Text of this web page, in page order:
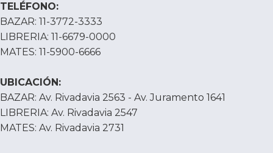
TELÉFONO:
BAZAR: 11-3772-3333
LIBRERIA: 11-6679-0000
MATES: 11-5900-6666
UBICACIÓN:
BAZAR: Av. Rivadavia 2563 - Av. Juramento 1641
LIBRERIA: Av. Rivadavia 2547
MATES: Av. Rivadavia 2731